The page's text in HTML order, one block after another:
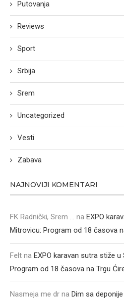
Putovanja
Reviews
Sport
Srbija
Srem
Uncategorized
Vesti
Zabava
NAJNOVIJI KOMENTARI
FK Radnički, Srem ... na EXPO
Mitrovicu: Program od 18 časova
Felt na EXPO karavan sutra stiže
Program od 18 časova na Trgu
Nasmeja me dr na Dim sa